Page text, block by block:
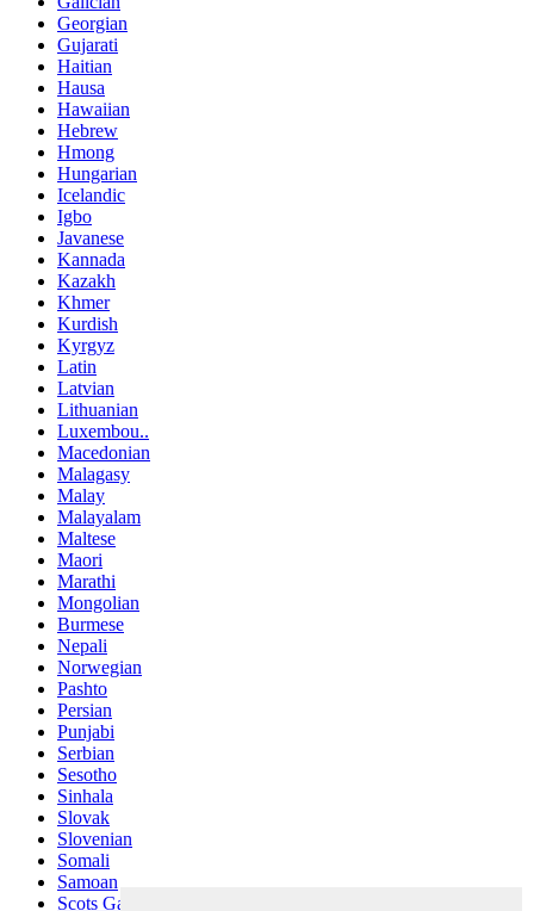
Georgian
Gujarati
Haitian
Hausa
Hawaiian
Hebrew
Hmong
Hungarian
Icelandic
Igbo
Javanese
Kannada
Kazakh
Khmer
Kurdish
Kyrgyz
Latin
Latvian
Lithuanian
Luxembou..
Macedonian
Malagasy
Malay
Malayalam
Maltese
Maori
Marathi
Mongolian
Burmese
Nepali
Norwegian
Pashto
Persian
Punjabi
Serbian
Sesotho
Sinhala
Slovak
Slovenian
Somali
Samoan
Scots Gaelic